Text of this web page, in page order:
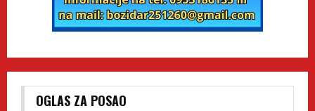
OGLAS ZA POSAO